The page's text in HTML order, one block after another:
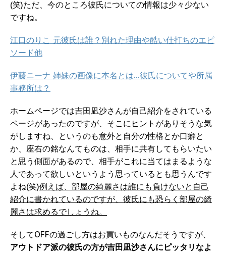
(笑)ただ、今のところ彼氏についての情報は少々少ない
ですね。
江口のりこ 元彼氏は誰？別れた理由や酷い仕打ちのエピ
ソード他
伊藤ニーナ 姉妹の画像に本名とは…彼氏についてや所属
事務所は？
ホームページでは吉田凪沙さんが自己紹介をされている
ページがあったのですが、そこにヒントがありそうな気
がしますね、というのも意外と自分の性格とか口癖と
か、座右の銘なんてものは、相手に共有してもらいたい
と思う側面があるので、相手がこれに当てはまるような
人であって欲しいというよう思っているとも思うんです
よね(笑)例えば、部屋の綺麗さは誰にも負けないと自己
紹介に書かれているのですが、彼氏にも恐らく部屋の綺
麗さは求めるでしょうね。
そしてOFFの過ごし方はお買いものなんだそうですが、
アウトドア派の彼氏の方が吉田凪沙さんにピッタリなよ